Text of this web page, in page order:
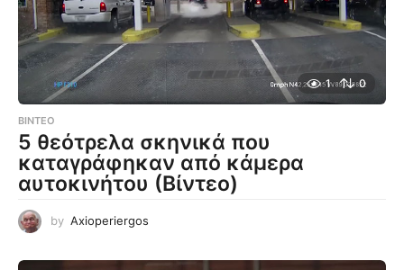
1 0
ΒΊΝΤΕΟ
5 θεότρελα σκηνικά που
καταγράφηκαν από κάμερα
αυτοκινήτου (Βίντεο)
by Axioperiergos